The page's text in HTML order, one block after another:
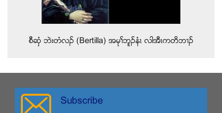
စီဆွံ ဘဲးတံလဥ (Bertilla) အမုႈဘူဥနံၚ လါအီၚကတိဘ႕ဥ
Subscribe